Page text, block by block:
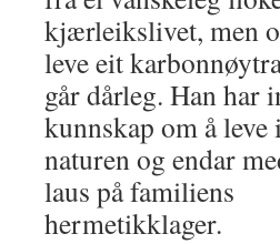
kjærleikslivet, men
leve eit
går dårleg. Han har
kunnskap om å leve
naturen og endar
laus på familiens
hermetikklager.